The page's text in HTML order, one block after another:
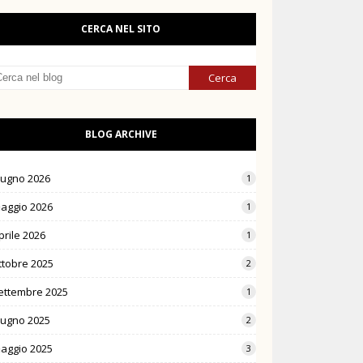
CERCA NEL SITO
BLOG ARCHIVE
2026 1
2026 1
2026 1
2025 2
2025 1
2025 2
2025 3